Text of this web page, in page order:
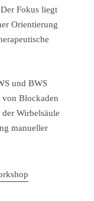
Fokus liegt
Orientierung
und BWS
Blockaden
Wirbelsäule
manueller